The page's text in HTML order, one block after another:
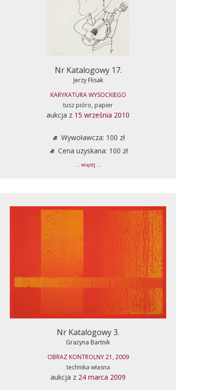
Nr Katalogowy 17.
Jerzy Flisak
KARYKATURA WYSOCKIEGO
tusz pióro, papier
aukcja z 15 września 2010
Wywoławcza: 100 zł
Cena uzyskana: 100 zł
... więcej ...
Nr Katalogowy 3.
Grażyna Bartnik
OBRAZ KONTROLNY 21, 2009
technika własna
aukcja z 24 marca 2009